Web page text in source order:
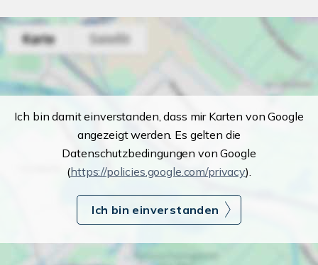
Ich bin damit einverstanden, dass mir Karten von Google
angezeigt werden. Es gelten die
Datenschutzbedingungen von Google
(https://policies.google.com/privacy).
Ich bin einverstanden